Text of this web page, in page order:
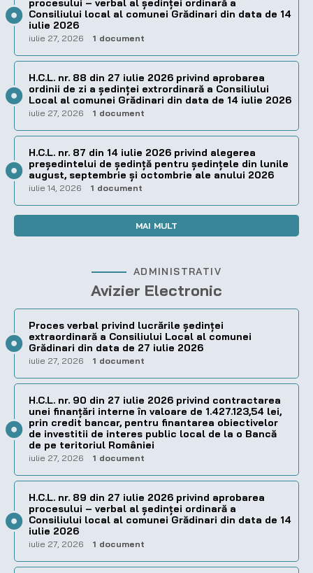
procesului – verbal al şedinţei ordinară a
Consiliului local al comunei Grădinari din data de 14
iulie 2026
iulie 27, 2026 1 document
H.C.L. nr. 88 din 27 iulie 2026 privind aprobarea
ordinii de zi a şedinţei extrordinară a Consiliului
Local al comunei Grădinari din data de 14 iulie 2026
iulie 27, 2026 1 document
H.C.L. nr. 87 din 14 iulie 2026 privind alegerea
preşedintelui de şedinţă pentru ședințele din lunile
august, septembrie și octombrie ale anului 2026
iulie 14, 2026 1 document
MAI MULT
ADMINISTRATIV
Avizier Electronic
Proces verbal privind lucrările ședinței
extraordinară a Consiliului Local al comunei
Grădinari din data de 27 iulie 2026
iulie 27, 2026 1 document
H.C.L. nr. 90 din 27 iulie 2026 privind contractarea
unei finanțări interne în valoare de 1.427.123,54 lei,
prin credit bancar, pentru finantarea obiectivelor
de investitii de interes public local de la o Bancă
de pe teritoriul României
iulie 27, 2026 1 document
H.C.L. nr. 89 din 27 iulie 2026 privind aprobarea
procesului – verbal al şedinţei ordinară a
Consiliului local al comunei Grădinari din data de 14
iulie 2026
iulie 27, 2026 1 document